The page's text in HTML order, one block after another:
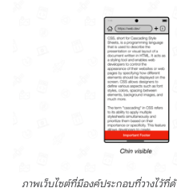
ภาพเว็บไซต์ที่มีองค์ประกอบที่วางไว้ที่